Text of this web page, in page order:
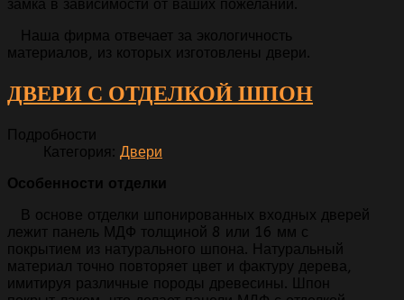
замка в зависимости от ваших пожеланий.
Наша фирма отвечает за экологичность
материалов, из которых изготовлены двери.
ДВЕРИ С ОТДЕЛКОЙ ШПОН
Подробности
Категория: Двери
Особенности отделки
В основе отделки шпонированных входных дверей
лежит панель МДФ толщиной 8 или 16 мм с
покрытием из натурального шпона. Натуральный
материал точно повторяет цвет и фактуру дерева,
имитируя различные породы древесины. Шпон